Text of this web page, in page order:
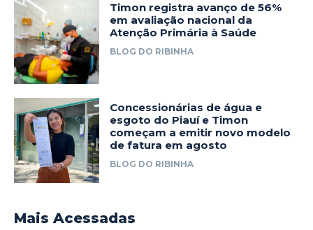
Timon registra avanço de 56%
em avaliação nacional da
Atenção Primária à Saúde
BLOG DO RIBINHA
Concessionárias de água e
esgoto do Piauí e Timon
começam a emitir novo modelo
de fatura em agosto
BLOG DO RIBINHA
Mais Acessadas